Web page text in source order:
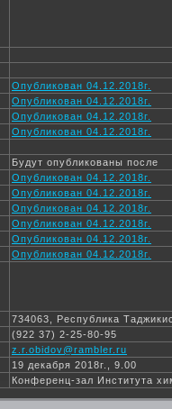
Опубликован 04.12.2018г.
Опубликован 04.12.2018г.
Опубликован 04.12.2018г.
Опубликован 04.12.2018г.
Будут опубликованы после
Опубликован 04.12.2018г.
Опубликован 04.12.2018г.
Опубликован 04.12.2018г.
Опубликован 04.12.2018г.
Опубликован 04.12.2018г.
Опубликован 04.12.2018г.
734063, Республика
(922 37) 2-25-80-95
z.r.obidov@rambler.ru
19 декабря 2018г., 9.00
Конференц-зал Института